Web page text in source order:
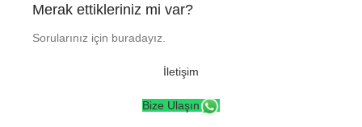
Merak ettikleriniz mi var?
Sorularınız için buradayız.
İletişim
Bize Ulaşın